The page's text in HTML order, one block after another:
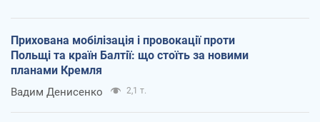
Прихована мобілізація і провокації проти
Польщі та країн Балтії: що стоїть за новими
планами Кремля
Вадим Денисенко 2,1 т.